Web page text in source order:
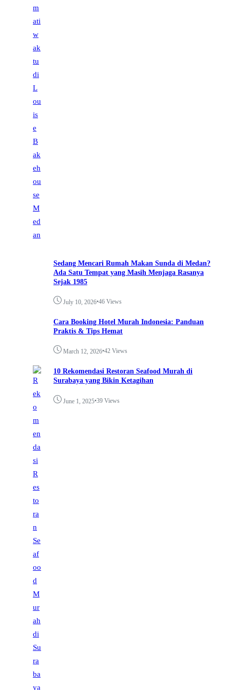
Sedang Mencari Rumah Makan Sunda di Medan?
Ada Satu Tempat yang Masih Menjaga Rasanya
Sejak 1985
July 10, 2026•46 Views
Cara Booking Hotel Murah Indonesia: Panduan
Praktis & Tips Hemat
March 12, 2026•42 Views
10 Rekomendasi Restoran Seafood Murah di
Surabaya yang Bikin Ketagihan
June 1, 2025•39 Views